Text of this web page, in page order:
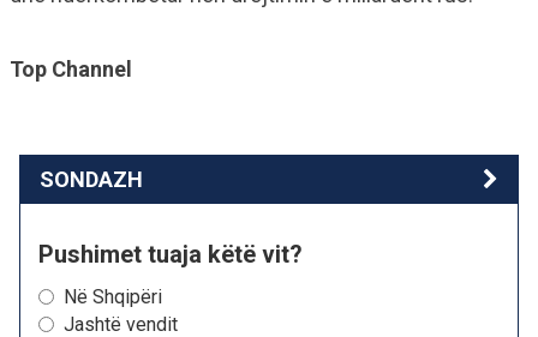
Top Channel
SONDAZH
Pushimet tuaja këtë vit?
Në Shqipëri
Jashtë vendit